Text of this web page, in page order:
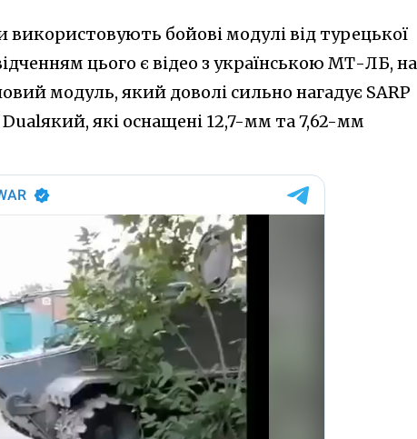
використовують бойові модулі від турецької
цього є відео з українською МТ-ЛБ, на
модуль, який доволі сильно нагадує SARP
Dualякий, які оснащені 12,7-мм та 7,62-мм